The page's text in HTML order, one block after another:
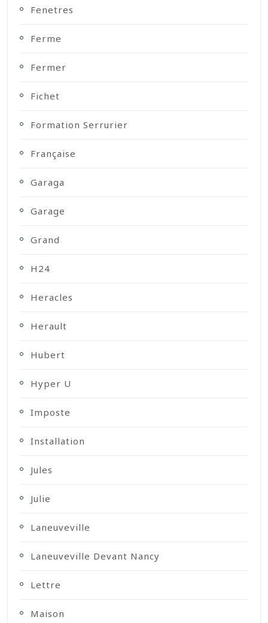
Fenetres
Ferme
Fermer
Fichet
Formation Serrurier
Française
Garaga
Garage
Grand
H24
Heracles
Herault
Hubert
Hyper U
Imposte
Installation
Jules
Julie
Laneuveville
Laneuveville Devant Nancy
Lettre
Maison